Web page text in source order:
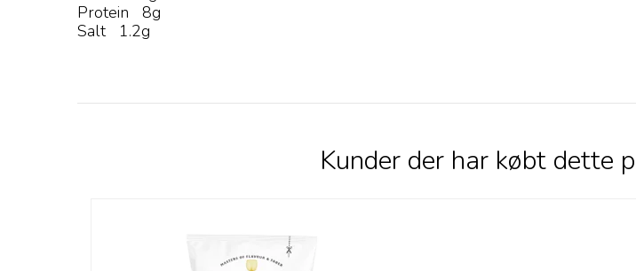
Protein 8g
Salt 1.2g
Kunder der har købt dette